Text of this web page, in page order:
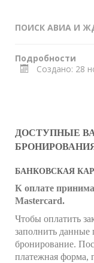
ПОИСК АВИА И
Подробности
Создано: 28
ДОСТУПНЫЕ
БАНКОВСКАЯ
К оплате
Mastercard.
Чтобы оплатить
заполнить
бронирование.
платежная форма,